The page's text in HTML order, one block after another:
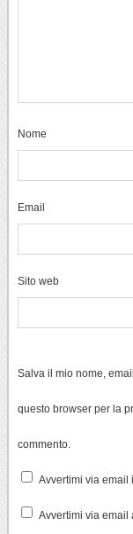
Nome
Email
Sito web
Salva il mio nome,
questo browser per la
commento.
Avvertimi via email
Avvertimi via email